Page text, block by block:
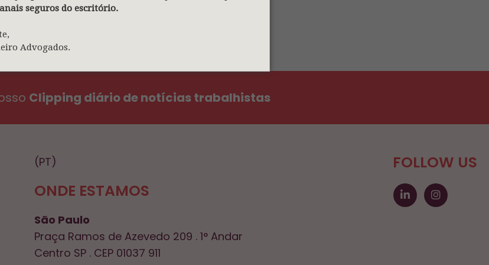
seguros do escritório.
Advogados.
Clipping diário de notícias trabalhistas
(PT)
ONDE ESTAMOS
São Paulo
Praça Ramos de Azevedo 209 . 1° Andar
Centro SP . CEP 01037 911
FOLLOW US